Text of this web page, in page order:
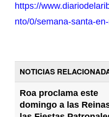
https://
nto/0/semana-santa-
NOTICIAS
Roa proclama este
domingo a las